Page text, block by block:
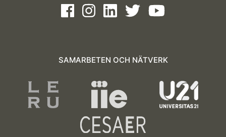
FacebookInstagramLinkedInTwitterYoutube
SAMARBETEN OCH NÄTVERK